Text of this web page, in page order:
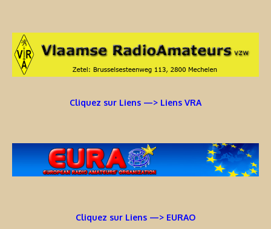
Cliquez sur Liens —> Liens VRA
Cliquez sur Liens —> EURAO